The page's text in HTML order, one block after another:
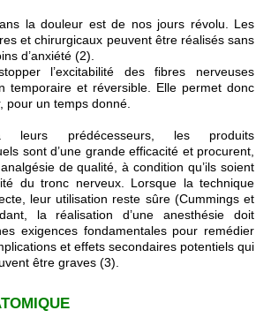
la douleur est de nos jours révolu. Les
et chirurgicaux peuvent être réalisés sans
d’anxiété (2).
l’excitabilité des fibres nerveuses
temporaire et réversible. Elle permet donc
pour un temps donné.
leurs prédécesseurs, les produits
sont d’une grande efficacité et procurent,
de qualité, à condition qu’ils soient
du tronc nerveux. Lorsque la technique
leur utilisation reste sûre (Cummings et
la réalisation d’une anesthésie doit
exigences fondamentales pour remédier
et effets secondaires potentiels qui
être graves (3).